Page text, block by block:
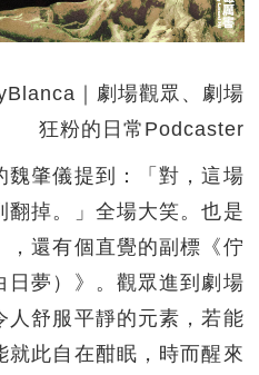
｜劇場觀眾、劇場
狂粉的日常Podcaster
魏肇儀提到：「對，這場
掉。」全場大笑。也是
還有個直覺的副標《佇
日夢）》。觀眾進到劇場
人舒服平靜的元素，若能
此自在酣眠，時而醒來